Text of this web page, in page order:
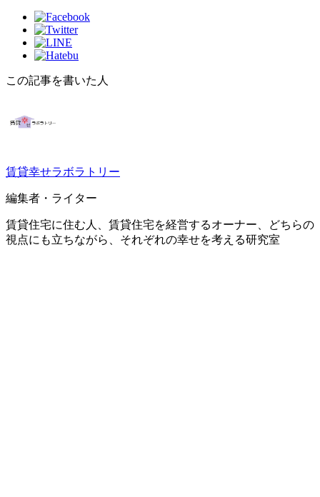
この記事を書いた人
賃貸幸せラボラトリー
編集者・ライター
賃貸住宅に住む人、賃貸住宅を経営するオーナー、どちらの
視点にも立ちながら、それぞれの幸せを考える研究室